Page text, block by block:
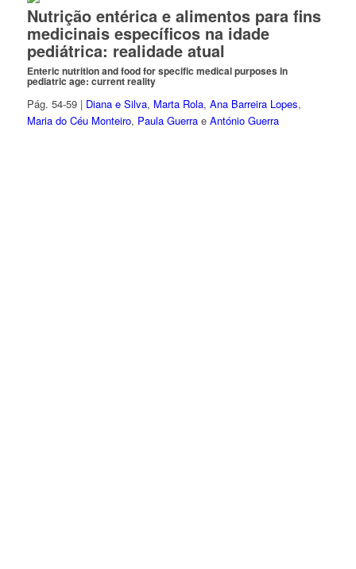
Nutrição entérica e alimentos para fins
medicinais específicos na idade
pediátrica: realidade atual
Enteric nutrition and food for specific medical purposes in
pediatric age: current reality
Pág. 54-59 | Diana e Silva, Marta Rola, Ana Barreira Lopes,
Maria do Céu Monteiro, Paula Guerrae António Guerra